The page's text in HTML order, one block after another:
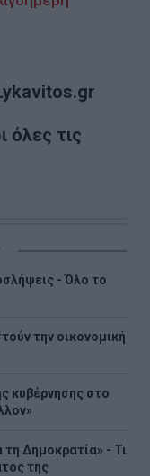
όλες τις
- Όλο το
την οικονομική
κυβέρνησης στο
τη Δημοκρατία» - Τι
της